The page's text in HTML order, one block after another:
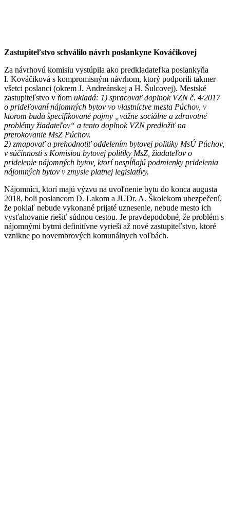
Zastupiteľstvo schválilo návrh poslankyne Kováčikovej
Za návrhovú komisiu vystúpila ako predkladateľka poslankyňa
I. Kováčiková s kompromisným návrhom, ktorý podporili takmer
všetci poslanci (okrem J. Andreánskej a H. Šulcovej). Mestské
zastupiteľstvo v ňom ukladá: 1) spracovať doplnok VZN č. 4/2017
o prideľovaní nájomných bytov vo vlastníctve mesta Púchov, v
ktorom budú špecifikované pojmy „vážne sociálne a zdravotné
problémy žiadateľov“ a tento doplnok VZN predložiť na
prerokovanie MsZ Púchov.
2) zmapovať a prehodnotiť oddelením bytovej politiky MsÚ Púchov,
v súčinnosti s Komisiou bytovej politiky MsZ, žiadateľov o
pridelenie nájomných bytov, ktorí nespĺňajú podmienky pridelenia
nájomných bytov v zmysle platnej legislatívy.
Nájomníci, ktorí majú výzvu na uvoľnenie bytu do konca augusta
2018, boli poslancom D. Lakom a JUDr. A. Školekom ubezpečení,
že pokiaľ nebude vykonané prijaté uznesenie, nebude mesto ich
vysťahovanie riešiť súdnou cestou. Je pravdepodobné, že problém s
nájomnými bytmi definitívne vyrieši až nové zastupiteľstvo, ktoré
vznikne po novembrových komunálnych voľbách.